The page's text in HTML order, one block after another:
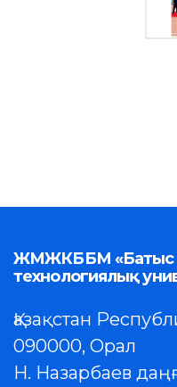
ЖМЖКББМ «Батыс
технологиялық
Қазақстан
090000, Орал
Н. Назарбаев